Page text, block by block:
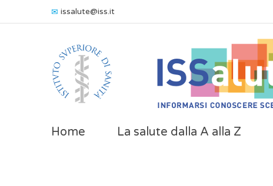
issalute@iss.it
Home La salute dalla A alla Z